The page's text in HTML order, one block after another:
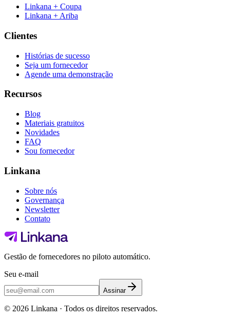
Linkana + Coupa
Linkana + Ariba
Clientes
Histórias de sucesso
Seja um fornecedor
Agende uma demonstração
Recursos
Blog
Materiais gratuitos
Novidades
FAQ
Sou fornecedor
Linkana
Sobre nós
Governança
Newsletter
Contato
Gestão de fornecedores no piloto automático.
Seu e-mail
Assinar
© 2026 Linkana · Todos os direitos reservados.